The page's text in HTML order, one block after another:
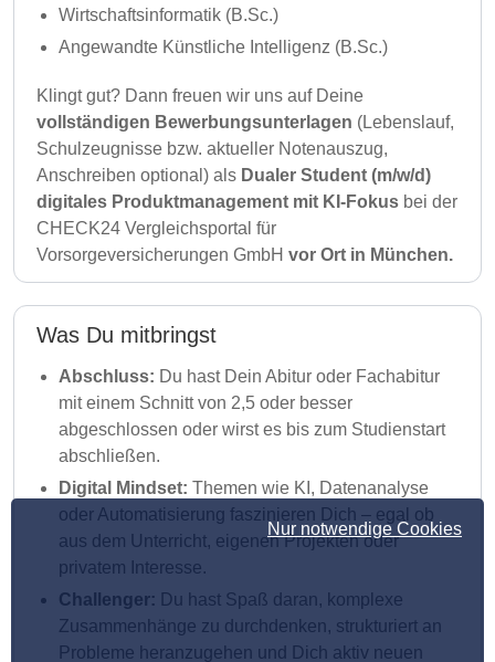
Nur notwendige Cookies
Wirtschaftsinformatik (B.Sc.)
Angewandte Künstliche Intelligenz (B.Sc.)
Klingt gut? Dann freuen wir uns auf Deine
vollständigen Bewerbungsunterlagen (Lebenslauf,
Schulzeugnisse bzw. aktueller Notenauszug,
Anschreiben optional) als Dualer Student (m/w/d)
digitales Produktmanagement mit KI-Fokus bei der
CHECK24 Vergleichsportal für
Vorsorgeversicherungen GmbH vor Ort in München.
Was Du mitbringst
Abschluss: Du hast Dein Abitur oder Fachabitur
mit einem Schnitt von 2,5 oder besser
abgeschlossen oder wirst es bis zum Studienstart
abschließen.
Digital Mindset: Themen wie KI, Datenanalyse
oder Automatisierung faszinieren Dich – egal ob
aus dem Unterricht, eigenen Projekten oder
privatem Interesse.
Challenger: Du hast Spaß daran, komplexe
Zusammenhänge zu durchdenken, strukturiert an
Probleme heranzugehen und Dich aktiv neuen